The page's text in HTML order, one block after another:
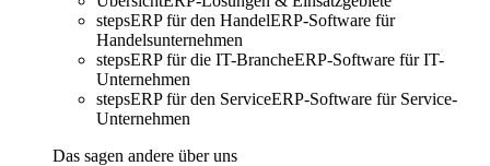
stepsERP für den HandelERP-Software für
Handelsunternehmen
stepsERP für die IT-BrancheERP-Software für IT-
Unternehmen
stepsERP für den ServiceERP-Software für Service-
Unternehmen
Das sagen andere über uns